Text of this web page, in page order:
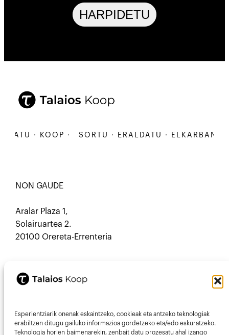
Esperientziarik onenak eskaintzeko, cookieak eta antzeko teknologiak
erabiltzen ditugu gailuko informazioa gordetzeko eta/edo eskuratzeko.
Teknologia horien baimenarekin, zenbait datu prozesatu ahal izango
HARPIDETU
· KOOP · SORTU · ERALDATU · ELKARBANATU
NON GAUDE
Aralar Plaza 1,
Solairuartea 2.
20100 Orereta-Errenteria
Mastodon Mail